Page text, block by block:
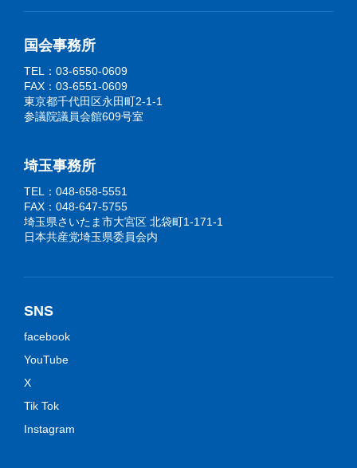
国会事務所
TEL：03-6550-0609
FAX：03-6551-0609
東京都千代田区永田町2-1-1
参議院議員会館609号室
埼玉事務所
TEL：048-658-5551
FAX：048-647-5755
埼玉県さいたま市大宮区 北袋町1-171-1
日本共産党埼玉県委員会内
SNS
facebook
YouTube
X
Tik Tok
Instagram